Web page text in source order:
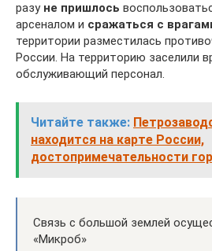
разу не пришлось
арсеналом и сражаться с
территории разместилась
России. На территорию заселили
обслуживающий персонал.
Читайте также:
находится на карте России,
достопримечательности
Связь с большой землей
«Микроб»